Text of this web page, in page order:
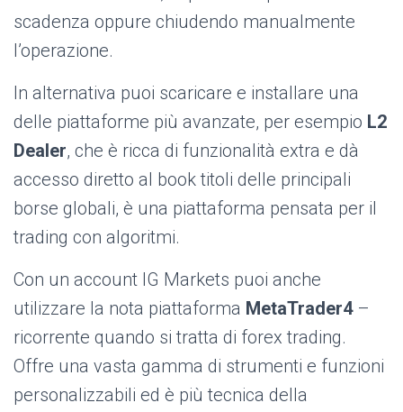
scadenza oppure chiudendo manualmente
l’operazione.
In alternativa puoi scaricare e installare una
delle piattaforme più avanzate, per esempio L2
Dealer, che è ricca di funzionalità extra e dà
accesso diretto al book titoli delle principali
borse globali, è una piattaforma pensata per il
trading con algoritmi.
Con un account IG Markets puoi anche
utilizzare la nota piattaforma MetaTrader4–
ricorrente quando si tratta di forex trading.
Offre una vasta gamma di strumenti e funzioni
personalizzabili ed è più tecnica della